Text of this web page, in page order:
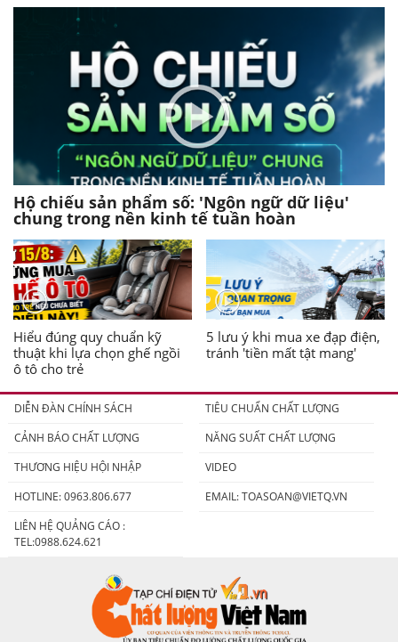
Hộ chiếu sản phẩm số: 'Ngôn ngữ dữ liệu'
chung trong nền kinh tế tuần hoàn
Hiểu đúng quy chuẩn kỹ
thuật khi lựa chọn ghế ngồi
ô tô cho trẻ
5 lưu ý khi mua xe đạp điện,
tránh 'tiền mất tật mang'
DIỄN ĐÀN CHÍNH SÁCH
TIÊU CHUẨN CHẤT LƯỢNG
CẢNH BÁO CHẤT LƯỢNG
NĂNG SUẤT CHẤT LƯỢNG
THƯƠNG HIỆU HỘI NHẬP
VIDEO
HOTLINE: 0963.806.677
EMAIL:TOASOAN@VIETQ.VN
LIÊN HỆ QUẢNG CÁO :
TEL:0988.624.621